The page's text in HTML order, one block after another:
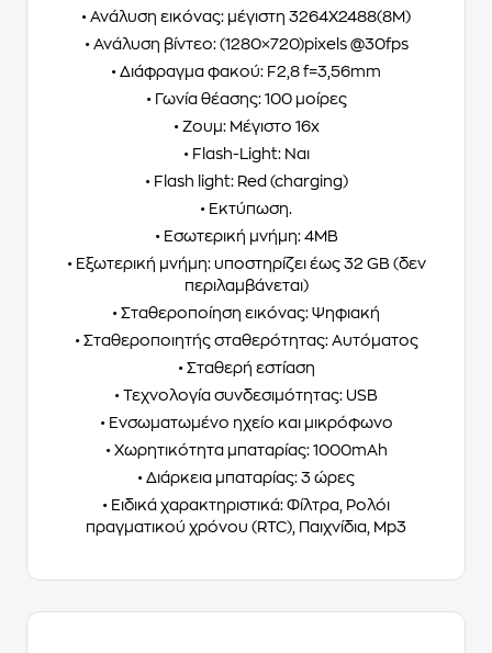
• Ανάλυση εικόνας: μέγιστη 3264X2488(8M)
• Ανάλυση βίντεο: (1280×720)pixels @30fps
• Διάφραγμα φακού: F2,8 f=3,56mm
• Γωνία θέασης: 100 μοίρες
• Ζουμ: Μέγιστο 16x
• Flash-Light: Ναι
• Flash light: Red (charging)
• Εκτύπωση.
• Εσωτερική μνήμη: 4MB
• Εξωτερική μνήμη: υποστηρίζει έως 32 GB (δεν
περιλαμβάνεται)
• Σταθεροποίηση εικόνας: Ψηφιακή
• Σταθεροποιητής σταθερότητας: Αυτόματος
• Σταθερή εστίαση
• Τεχνολογία συνδεσιμότητας: USB
• Ενσωματωμένο ηχείο και μικρόφωνο
• Χωρητικότητα μπαταρίας: 1000mAh
• Διάρκεια μπαταρίας: 3 ώρες
• Ειδικά χαρακτηριστικά: Φίλτρα, Ρολόι
πραγματικού χρόνου (RTC), Παιχνίδια, Mp3